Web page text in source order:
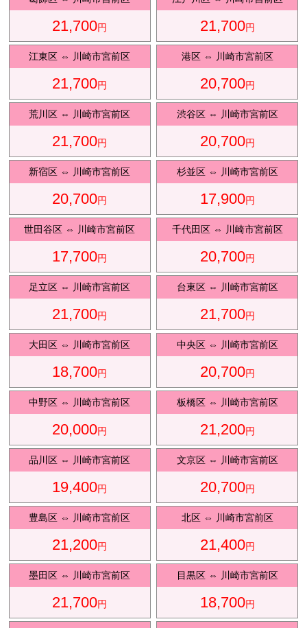
ラン
観光タクシ
ー
ディズニ
ー送迎
東
京
成
田
会社紹
21,700円 21,700円
江東区 ⇔ 川崎市宮前区
21,700円
港区⇔ 川崎市宮前区
20,700円
荒川区 ⇔ 川崎市宮前区
21,700円
渋谷区⇔ 川崎市宮前区
20,700円
新宿区 ⇔ 川崎市宮前区
20,700円
杉並区⇔ 川崎市宮前区
17,900円
世田谷区 ⇔ 川崎市宮前区
17,700円
千代田区⇔ 川崎市宮前区
20,700円
足立区 ⇔ 川崎市宮前区
21,700円
台東区⇔ 川崎市宮前区
21,700円
大田区 ⇔ 川崎市宮前区
18,700円
中央区⇔ 川崎市宮前区
20,700円
中野区 ⇔ 川崎市宮前区
20,000円
板橋区⇔ 川崎市宮前区
21,200円
品川区 ⇔ 川崎市宮前区
19,400円
文京区⇔ 川崎市宮前区
20,700円
豊島区 ⇔ 川崎市宮前区
21,200円
北区⇔ 川崎市宮前区
21,400円
墨田区 ⇔ 川崎市宮前区
21,700円
目黒区⇔ 川崎市宮前区
18,700円